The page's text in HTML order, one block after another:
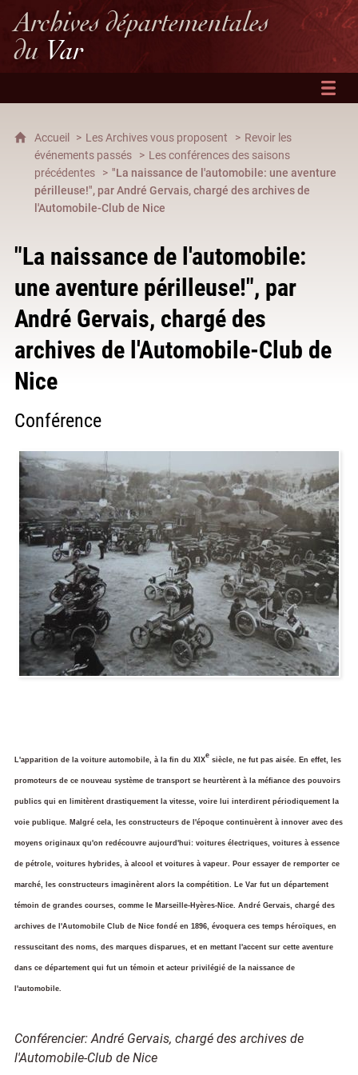
Archives départementales
du Var
Accueil Les Archives vous proposent
Revoir les
événements passés
Les conférences des saisons
précédentes
"La naissance de l'automobile: une aventure
périlleuse!", par André Gervais, chargé des archives de
l'Automobile-Club de Nice
"La naissance de l'automobile:
une aventure périlleuse!", par
André Gervais, chargé des
archives de l'Automobile-Club de
Nice
Conférence
L'apparition de la voiture automobile, à la fin du XIX
e
siècle, ne fut pas aisée. En effet, les
promoteurs de ce nouveau système de transport se heurtèrent à la méfiance des pouvoirs
publics qui en limitèrent drastiquement la vitesse, voire lui interdirent périodiquement la
voie publique. Malgré cela, les constructeurs de l'époque continuèrent à innover avec des
moyens originaux qu'on redécouvre aujourd'hui: voitures électriques, voitures à essence
de pétrole, voitures hybrides, à alcool et voitures à vapeur. Pour essayer de remporter ce
marché, les constructeurs imaginèrent alors la compétition. Le Var fut un département
témoin de grandes courses, comme le Marseille-Hyères-Nice. André Gervais, chargé des
archives de l'Automobile Club de Nice fondé en 1896, évoquera ces temps héroïques, en
ressuscitant des noms, des marques disparues, et en mettant l'accent sur cette aventure
dans ce département qui fut un témoin et acteur privilégié de la naissance de
l'automobile.
Conférencier: André Gervais, chargé des archives de
l'Automobile-Club de Nice